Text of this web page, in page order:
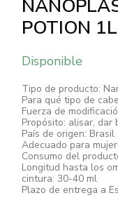
POTION
Disponible
Tipo de producto:
Para qué tipo de
Fuerza de
Propósito: alisar, dar
País de origen: Brasil
Adecuado para
Consumo del
Longitud hasta los
cintura: 30-40 ml
Plazo de entrega a